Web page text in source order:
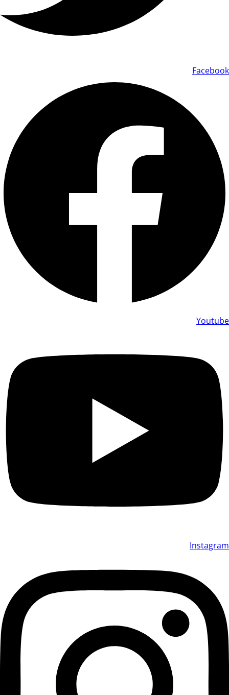
Facebook
Youtube
Instagram